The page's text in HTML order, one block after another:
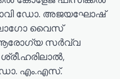
ഡോ. അജയഘോഷ്
ലോഗോ വൈസ്
ആരോഗ്യ സർവ്വ
എം.എസ്.